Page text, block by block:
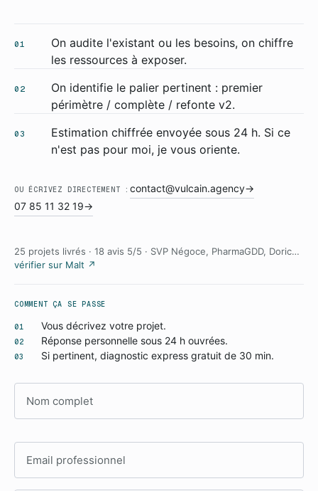
01
On audite l'existant ou les besoins, on chiffre
les ressources à exposer.
02
On identifie le palier pertinent : premier
périmètre / complète / refonte v2.
03
Estimation chiffrée envoyée sous 24 h. Si ce
n'est pas pour moi, je vous oriente.
OU ÉCRIVEZ DIRECTEMENT :contact@vulcain.agency→
07 85 11 32 19→
25 projets livrés · 18 avis 5/5 · SVP Négoce, PharmaGDD, Doric…
vérifier sur Malt ↗
COMMENT ÇA SE PASSE
01 Vous décrivez votre projet.
02 Réponse personnelle sous 24 h ouvrées.
03 Si pertinent, diagnostic express gratuit de 30 min.